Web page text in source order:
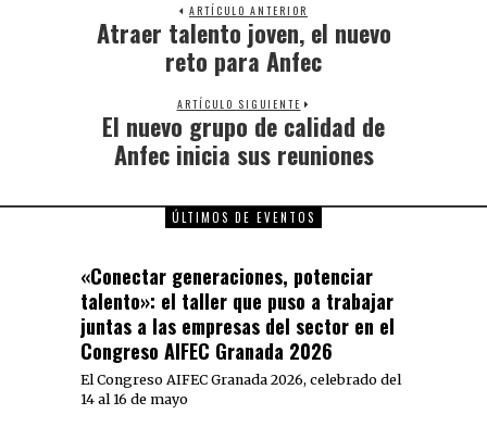
ARTÍCULO ANTERIOR
Atraer talento joven, el nuevo
reto para Anfec
ARTÍCULO SIGUIENTE
El nuevo grupo de calidad de
Anfec inicia sus reuniones
ÚLTIMOS DE EVENTOS
«Conectar generaciones, potenciar
talento»: el taller que puso a trabajar
juntas a las empresas del sector en el
Congreso AIFEC Granada 2026
El Congreso AIFEC Granada 2026, celebrado del
14 al 16 de mayo